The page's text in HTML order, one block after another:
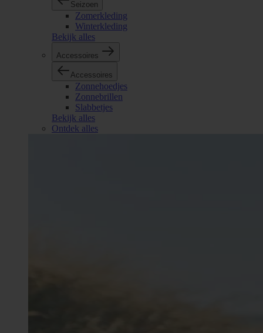
Seizoen
Zomerkleding
Winterkleding
Bekijk alles
Accessoires
Accessoires
Zonnehoedjes
Zonnebrillen
Slabbetjes
Bekijk alles
Ontdek alles